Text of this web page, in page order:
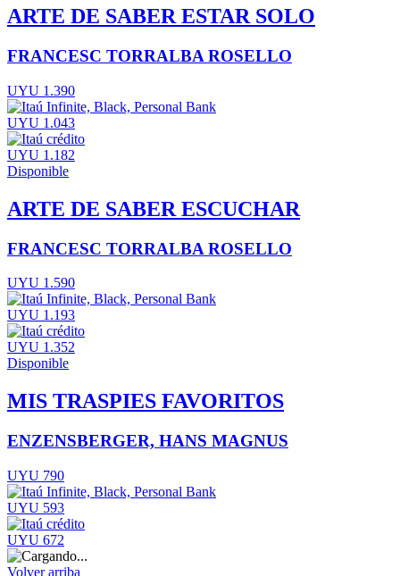
ARTE DE SABER ESTAR SOLO
FRANCESC TORRALBA ROSELLO
UYU 1.390
UYU 1.043
UYU 1.182
Disponible
ARTE DE SABER ESCUCHAR
FRANCESC TORRALBA ROSELLO
UYU 1.590
UYU 1.193
UYU 1.352
Disponible
MIS TRASPIES FAVORITOS
ENZENSBERGER, HANS MAGNUS
UYU 790
UYU 593
UYU 672
Volver arriba